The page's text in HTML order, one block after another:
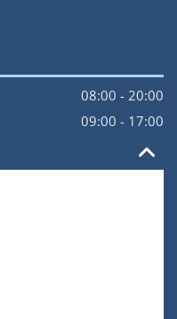
08:00 - 20:00
09:00 - 17:00